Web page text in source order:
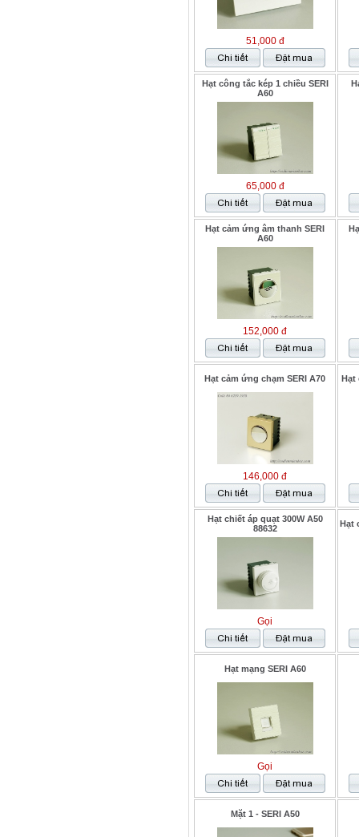
51,000 đ
Hạt công tắc kép 1 chiều SERI
A60
65,000 đ
Hạt cảm ứng âm thanh SERI
A60
152,000 đ
Hạt cảm ứng chạm SERI A70
146,000 đ
Hạt
Hạt chiết áp quạt 300W A50
88632
Gọi
Hạt
Hạt mạng SERI A60
Gọi
Mặt 1 - SERI A50